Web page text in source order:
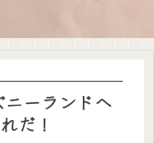
ニーランドへ
だ！